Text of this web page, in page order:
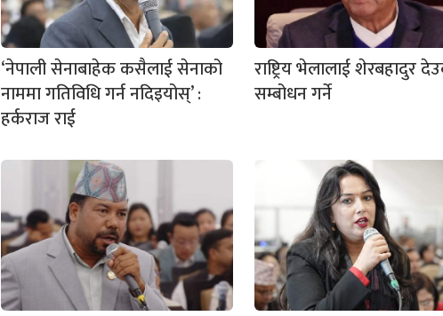
‘नेपाली सेनाबाहेक कसैलाई सेनाको
नाममा गतिविधि गर्न नदिइयोस्’ :
हर्कराज राई
राष्ट्रिय भेलालाई शेरबहादुर
सम्बोधन गर्ने